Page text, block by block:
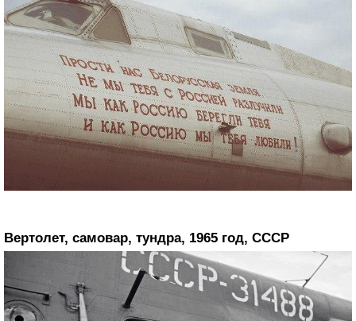
Вертолет, самовар, тундра, 1965 год, СССР